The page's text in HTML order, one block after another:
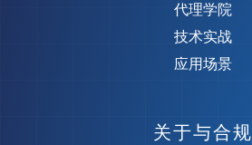
代理学院
技术实战
应用场景
关于与合规